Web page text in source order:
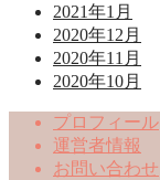
2021年1月
2020年12月
2020年11月
2020年10月
プロフィール
運営者情報
お問い合わせ